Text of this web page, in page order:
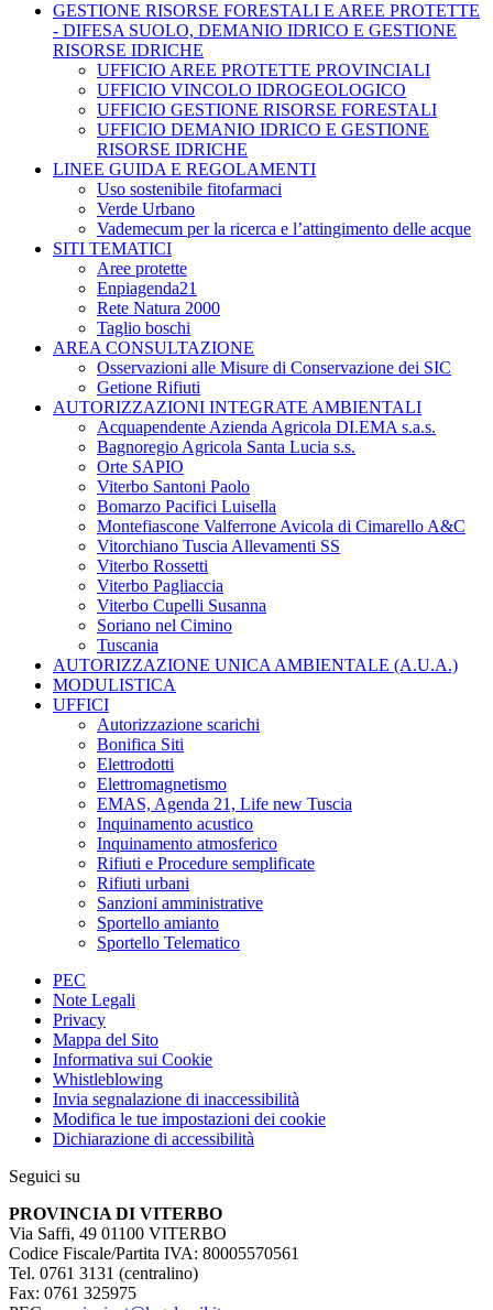
GESTIONE RISORSE FORESTALI E AREE PROTETTE
- DIFESA SUOLO, DEMANIO IDRICO E GESTIONE
RISORSE IDRICHE
UFFICIO AREE PROTETTE PROVINCIALI
UFFICIO VINCOLO IDROGEOLOGICO
UFFICIO GESTIONE RISORSE FORESTALI
UFFICIO DEMANIO IDRICO E GESTIONE
RISORSE IDRICHE
LINEE GUIDA E REGOLAMENTI
Uso sostenibile fitofarmaci
Verde Urbano
Vademecum per la ricerca e l’attingimento delle acque
SITI TEMATICI
Aree protette
Enpiagenda21
Rete Natura 2000
Taglio boschi
AREA CONSULTAZIONE
Osservazioni alle Misure di Conservazione dei SIC
Getione Rifiuti
AUTORIZZAZIONI INTEGRATE AMBIENTALI
Acquapendente Azienda Agricola DI.EMA s.a.s.
Bagnoregio Agricola Santa Lucia s.s.
Orte SAPIO
Viterbo Santoni Paolo
Bomarzo Pacifici Luisella
Montefiascone Valferrone Avicola di Cimarello A&C
Vitorchiano Tuscia Allevamenti SS
Viterbo Rossetti
Viterbo Pagliaccia
Viterbo Cupelli Susanna
Soriano nel Cimino
Tuscania
AUTORIZZAZIONE UNICA AMBIENTALE (A.U.A.)
MODULISTICA
UFFICI
Autorizzazione scarichi
Bonifica Siti
Elettrodotti
Elettromagnetismo
EMAS, Agenda 21, Life new Tuscia
Inquinamento acustico
Inquinamento atmosferico
Rifiuti e Procedure semplificate
Rifiuti urbani
Sanzioni amministrative
Sportello amianto
Sportello Telematico
PEC
Note Legali
Privacy
Mappa del Sito
Informativa sui Cookie
Whistleblowing
Invia segnalazione di inaccessibilità
Modifica le tue impostazioni dei cookie
Dichiarazione di accessibilità
Seguici su
PROVINCIA DI VITERBO
Via Saffi, 49 01100 VITERBO
Codice Fiscale/Partita IVA: 80005570561
Tel. 0761 3131 (centralino)
Fax: 0761 325975